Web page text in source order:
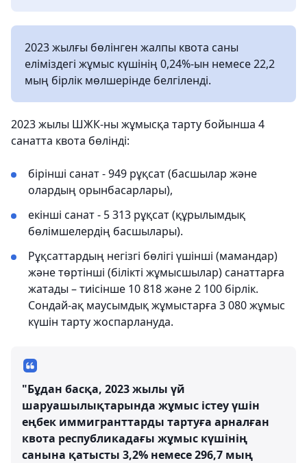
2023 жылғы бөлінген жалпы квота саны
еліміздегі жұмыс күшінің 0,24%-ын немесе 22,2
мың бірлік мөлшерінде белгіленді.
2023 жылы ШЖК-ны жұмысқа тарту бойынша 4
санатта квота бөлінді:
бірінші санат - 949 рұқсат (басшылар және
олардың орынбасарлары),
екінші санат - 5 313 рұқсат (құрылымдық
бөлімшелердің басшылары).
Рұқсаттардың негізгі бөлігі үшінші (мамандар)
және төртінші (білікті жұмысшылар) санаттарға
жатады – тиісінше 10 818 және 2 100 бірлік.
Сондай-ақ маусымдық жұмыстарға 3 080 жұмыс
күшін тарту жоспарлануда.
"Бұдан басқа, 2023 жылы үй
шаруашылықтарында жұмыс істеу үшін
еңбек иммигранттарды тартуға арналған
квота республикадағы жұмыс күшінің
санына қатысты 3,2% немесе 296,7 мың